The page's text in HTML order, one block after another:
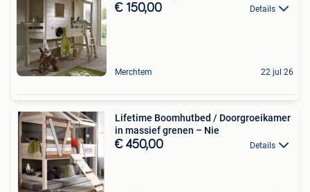
€ 150,00 Details
Merchtem 22 jul 26
Lifetime Boomhutbed / Doorgroeikamer
in massief grenen – Nie
€ 450,00 Details